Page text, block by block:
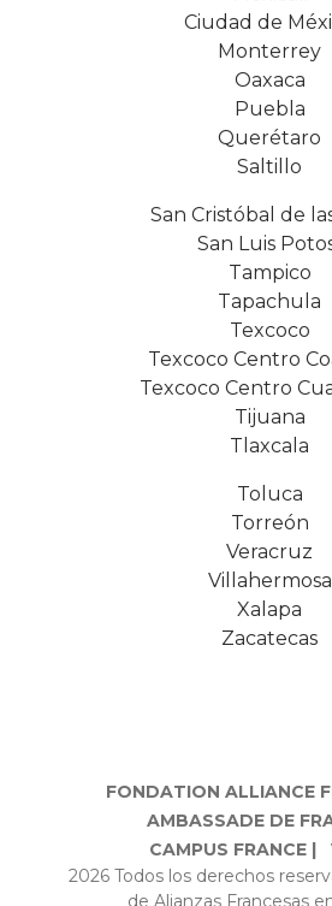
Ciudad de
Monterrey
Oaxaca
Puebla
Querétaro
Saltillo
San Cristóbal de
San Luis
Tampico
Tapachula
Texcoco
Texcoco Centro
Texcoco Centro
Tijuana
Tlaxcala
Toluca
Torreón
Veracruz
Villahermosa
Xalapa
Zacatecas
FONDATION ALLIANCE
AMBASSADE DE
CAMPUS FRANCE |
2026 Todos los derechos
de Alianzas Francesas